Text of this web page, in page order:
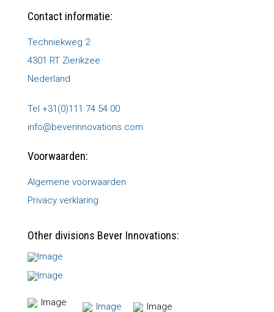
Contact informatie:
Techniekweg 2
4301 RT Zierikzee
Nederland
Tel +31(0)111 74 54 00
info@beverinnovations.com
Voorwaarden:
Algemene voorwaarden
Privacy verklaring
Other divisions Bever Innovations: